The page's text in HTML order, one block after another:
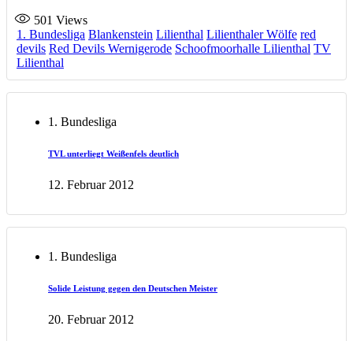
501 Views
1. Bundesliga Blankenstein Lilienthal Lilienthaler Wölfe red
devils Red Devils Wernigerode Schoofmoorhalle Lilienthal TV
Lilienthal
1. Bundesliga
TVL unterliegt Weißenfels deutlich
12. Februar 2012
1. Bundesliga
Solide Leistung gegen den Deutschen Meister
20. Februar 2012